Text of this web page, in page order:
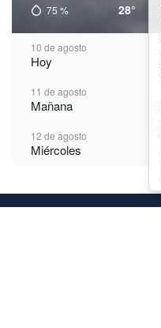
75 % 28°
10 de agosto
Hoy
11 de agosto
Mañana
12 de agosto
Miércoles
Jueves